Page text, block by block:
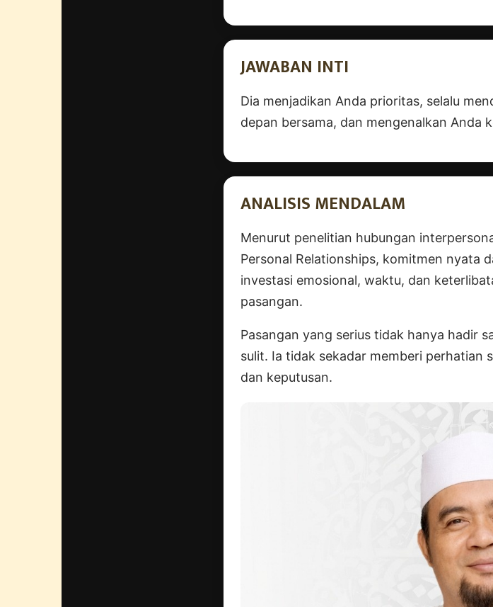
JAWABAN INTI
Dia menjadikan Anda prioritas, selalu
depan bersama, dan mengenalkan Anda
ANALISIS MENDALAM
Menurut penelitian hubungan
Personal Relationships, komitmen nyata
investasi emosional, waktu, dan
pasangan.
Pasangan yang serius tidak hanya hadir
sulit. Ia tidak sekadar memberi perhatian
dan keputusan.